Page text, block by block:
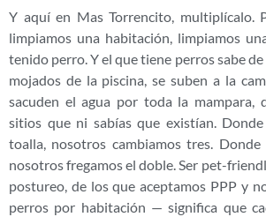
Y aquí en Mas Torrencito, multiplícalo.
limpiamos una habitación, limpiamos
tenido perro. Y el que tiene perros sabe
mojados de la piscina, se suben a la
sacuden el agua por toda la mampara,
sitios que ni sabías que existían.
toalla, nosotros cambiamos tres.
nosotros fregamos el doble. Ser pet-
postureo, de los que aceptamos PPP y
perros por habitación — significa que